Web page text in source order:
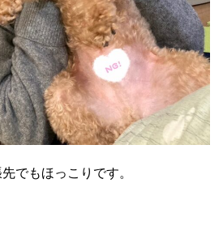
でもほっこりです。